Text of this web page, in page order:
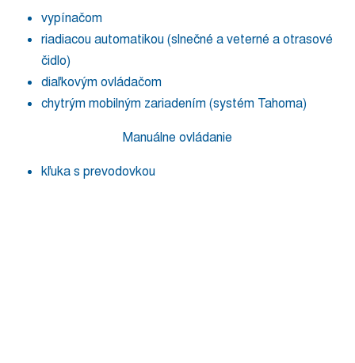
vypínačom
riadiacou automatikou (slnečné a veterné a otrasové
čidlo)
diaľkovým ovládačom
chytrým mobilným zariadením (systém Tahoma)
Manuálne ovládanie
kľuka s prevodovkou